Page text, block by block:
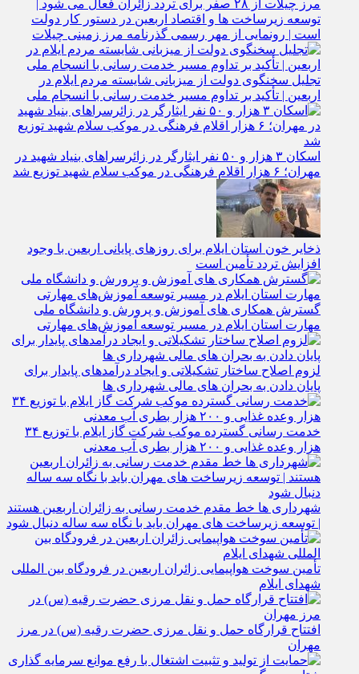
مرز چیلات از ۲۸ صفر برای تردد زائران فعال می‌ شود |
توسعه زیرساخت‌ ها و اقتصاد اربعین در دستور کار دولت
است | رونمایی از مهر رسمی گذرنامه مرز زمینی چیلات
تجلیل سخنگوی دولت از میزبانی شایسته مردم ایلام در
اربعین | تأکید بر تداوم مسیر خدمت‌ رسانی با انسجام ملی
اسکان ۳ هزار و ۵۰ نفر ایثارگر در زائرسراهای بنیاد شهید در
مهران؛ ۶ هزار اقلام فرهنگی در موکب سلام شهید توزیع شد
ذخایر خون استان ایلام برای روزهای پایانی اربعین با وجود
افزایش تردد تأمین است
گسترش همکاری‌ های آموزش و پرورش و دانشگاه ملی
مهارت استان ایلام در مسیر توسعه آموزش‌های مهارتی
لزوم اصلاح ساختار تشکیلاتی و ایجاد درآمدهای پایدار برای
پایان دادن به بحران‌ های مالی شهرداری‌ ها
هزار وعده غذایی و ۲۰۰ هزار بطری آب معدنی
شهرداری‌ ها خط مقدم خدمت ‌رسانی به زائران اربعین هستند
| توسعه زیرساخت ‌های مهران باید با نگاه سه‌ ساله دنبال شود
تأمین سوخت هواپیمایی زائران اربعین در فرودگاه بین المللی
شهدای ایلام
افتتاح قرارگاه حمل‌ و نقل مرزی حضرت رقیه (س) در مرز
مهران